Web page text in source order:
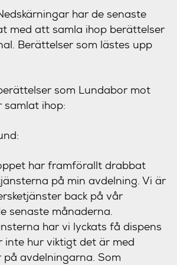
har de senaste
med att samla ihop berättelser
Berättelser som lästes upp
som Lundabor mot
samlat ihop:
har framförallt drabbat
på min avdelning. Vi är
back på vår
senaste månaderna.
har vi lyckats få dispens
inte hur viktigt det är med
på avdelningarna. Som